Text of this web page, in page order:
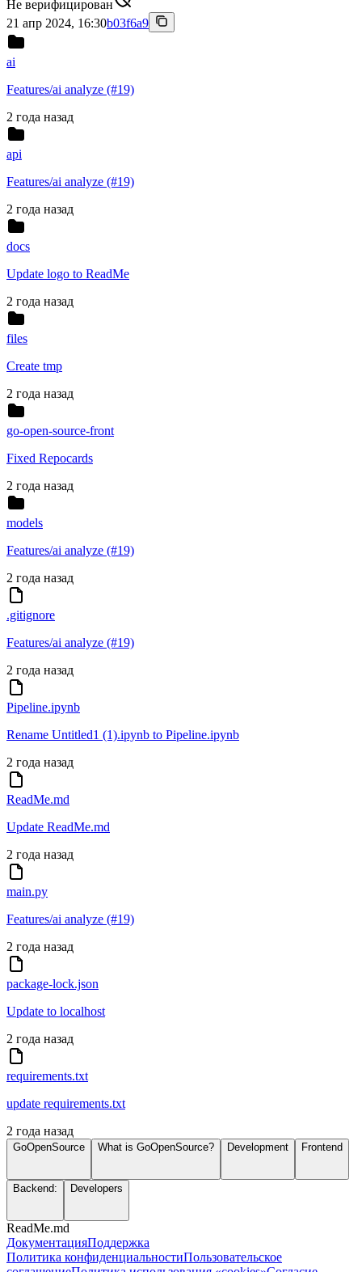
Не верифицирован
21 апр 2024, 16:30b03f6a9
ai
Features/ai analyze (#19)
2 года назад
api
Features/ai analyze (#19)
2 года назад
docs
Update logo to ReadMe
2 года назад
files
Create tmp
2 года назад
go-open-source-front
Fixed Repocards
2 года назад
models
Features/ai analyze (#19)
2 года назад
.gitignore
Features/ai analyze (#19)
2 года назад
Pipeline.ipynb
Rename Untitled1 (1).ipynb to Pipeline.ipynb
2 года назад
ReadMe.md
Update ReadMe.md
2 года назад
main.py
Features/ai analyze (#19)
2 года назад
package-lock.json
Update to localhost
2 года назад
requirements.txt
update requirements.txt
2 года назад
GoOpenSource What is GoOpenSource? Development Frontend
Backend: Developers
ReadMe.md
ДокументацияПоддержка
Политика конфиденциальностиПользовательское